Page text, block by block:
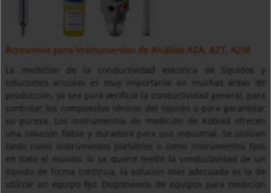
Accesorios para Instrumentos de Análisis AZA, AZT, AZM
La medición de la conductividad eléctrica de líquidos y
soluciones acuosas es muy importante en muchas áreas de
producción, ya sea para verificar la conductividad general, para
controlar los compuestos iónicos del líquido o para garantizar
su pureza. Los instrumentos de medición de Kobold ofrecen
una solución fiable y duradera para uso industrial. Se utilizan
en todo el mundo. Si se quiere medir la conductividad de un